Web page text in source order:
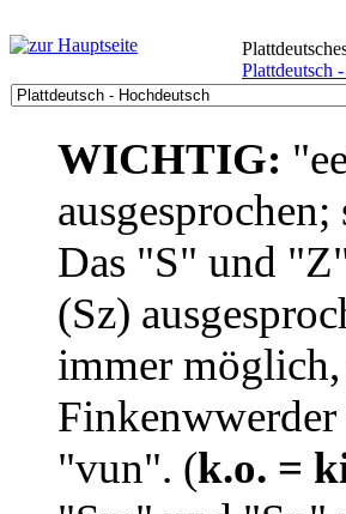
Plattdeutsch
WICHTIG:
Das "S" und
(Sz)
immer
"vun". (k.o. =